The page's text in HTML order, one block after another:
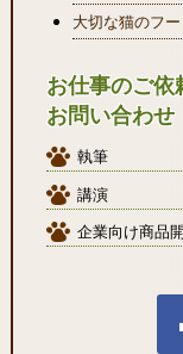
大切な猫のフ
お仕事のご依
お問い合わせ
執筆
講演
企業向け商品